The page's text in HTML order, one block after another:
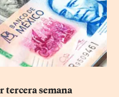
tercera semana